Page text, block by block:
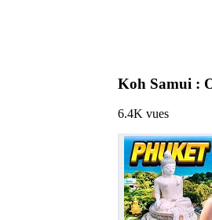
Koh Samui :
6.4K vues